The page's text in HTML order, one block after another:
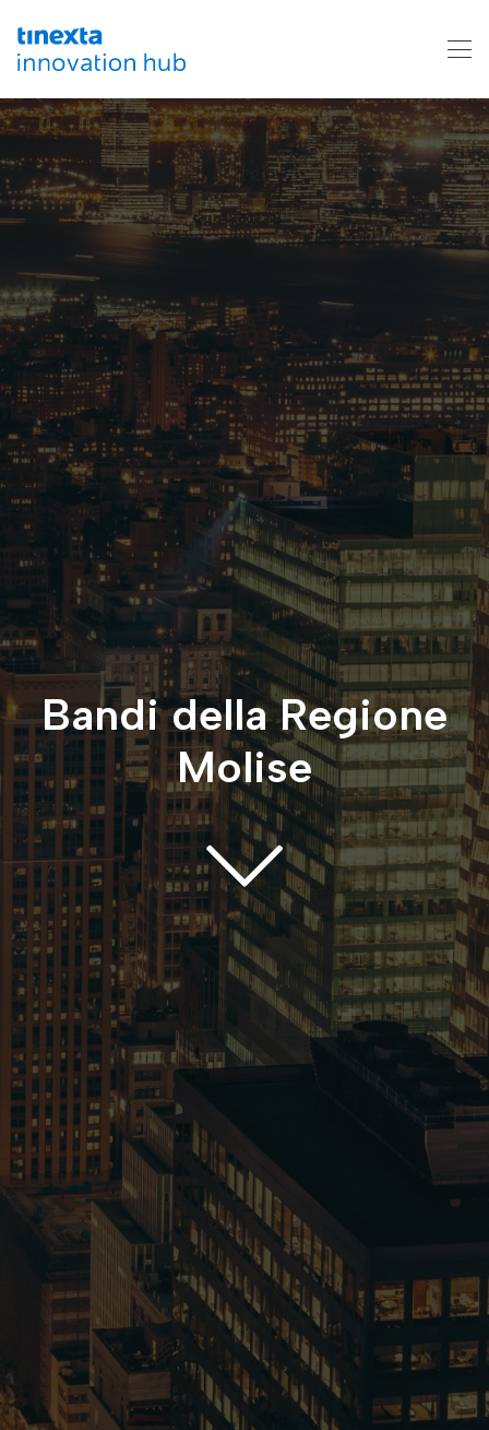
Bandi della Regione
Molise